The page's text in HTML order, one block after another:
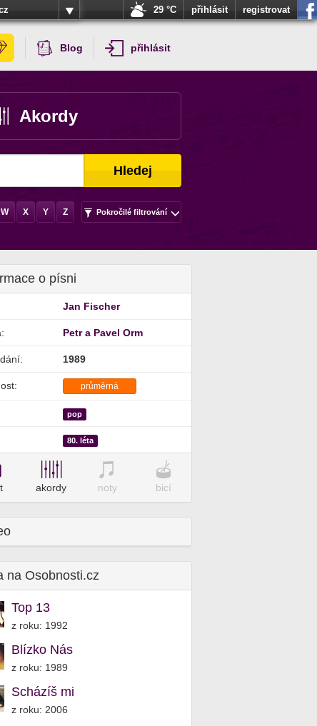
29 °C přihlásit registrovat
Blog přihlásit
Akordy
Hledej
W X Y Z Pokročilé filtrování
o písni
Jan Fischer
Petr a Pavel Orm
1989
průměrná
pop
80. léta
akordy noty bicí
na Osobnosti.cz
Top 13
z roku: 1992
Blízko Nás
z roku: 1989
Scházíš mi
z roku: 2006